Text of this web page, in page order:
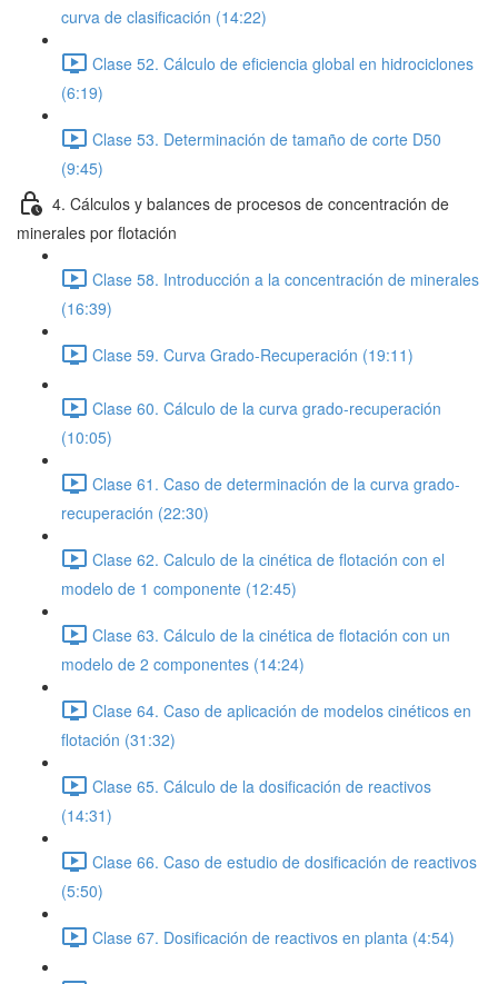
curva de clasificación (14:22)
Clase 52. Cálculo de eficiencia global en hidrociclones
(6:19)
Clase 53. Determinación de tamaño de corte D50
(9:45)
4. Cálculos y balances de procesos de concentración de
minerales por flotación
Clase 58. Introducción a la concentración de minerales
(16:39)
Clase 59. Curva Grado-Recuperación (19:11)
Clase 60. Cálculo de la curva grado-recuperación
(10:05)
Clase 61. Caso de determinación de la curva grado-
recuperación (22:30)
Clase 62. Calculo de la cinética de flotación con el
modelo de 1 componente (12:45)
Clase 63. Cálculo de la cinética de flotación con un
modelo de 2 componentes (14:24)
Clase 64. Caso de aplicación de modelos cinéticos en
flotación (31:32)
Clase 65. Cálculo de la dosificación de reactivos
(14:31)
Clase 66. Caso de estudio de dosificación de reactivos
(5:50)
Clase 67. Dosificación de reactivos en planta (4:54)